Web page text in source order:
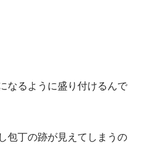
なるように盛り付けるんで
包丁の跡が見えてしまうの